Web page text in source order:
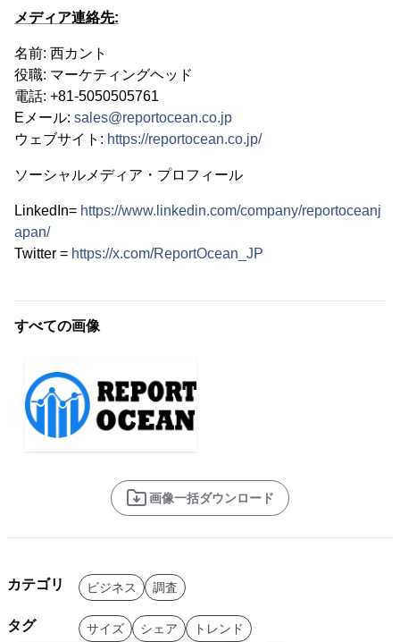
メディア連絡先:
名前: 西カント
役職: マーケティングヘッド
電話: +81-5050505761
Eメール: sales@reportocean.co.jp
ウェブサイト: https://reportocean.co.jp/
ソーシャルメディア・プロフィール
LinkedIn= https://www.linkedin.com/company/reportoceanj
apan/
Twitter = https://x.com/ReportOcean_JP
すべての画像
画像一括ダウンロード
カテゴリ ビジネス 調査
タグ サイズ シェア
トレンド